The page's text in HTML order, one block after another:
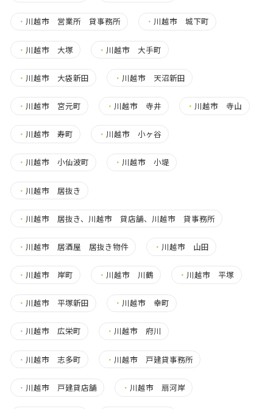
・ 川越市 営業所 貸事務所 ・ 川越市 城下町
・ 川越市 大塚 ・ 川越市 大手町
・ 川越市 大袋新田 ・ 川越市 天沼新田
・ 川越市 宮元町 ・ 川越市 寺井 ・ 川越市 寺山
・ 川越市 寿町 ・ 川越市 小ヶ谷
・ 川越市 小仙波町 ・ 川越市 小堤
・ 川越市 居抜き
・ 川越市 居抜き、川越市 貸店舗、川越市 貸事務所
・ 川越市 居酒屋 居抜き物件 ・ 川越市 山田
・ 川越市 岸町 ・ 川越市 川鶴 ・ 川越市 平塚
・ 川越市 平塚新田 ・ 川越市 幸町
・ 川越市 広栄町 ・ 川越市 府川
・ 川越市 志多町 ・ 川越市 戸建貸事務所
・ 川越市 戸建貸店舗 ・ 川越市 扇河岸